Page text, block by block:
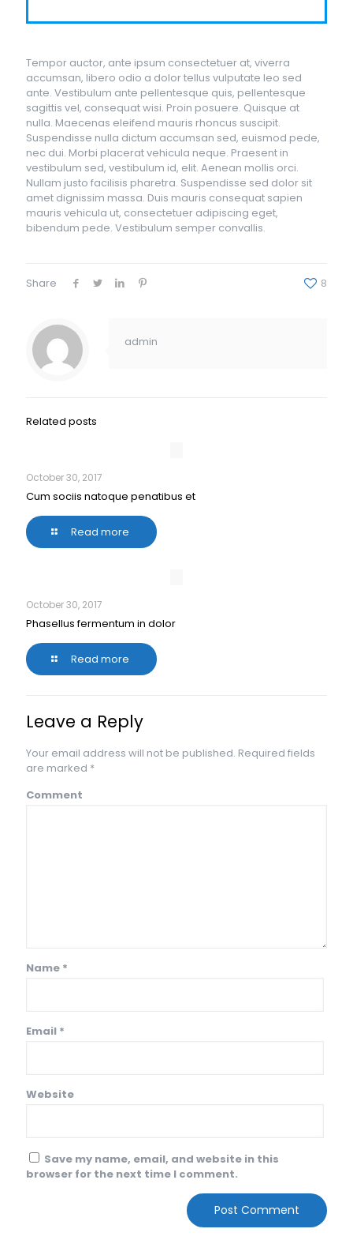
Tempor auctor, ante ipsum consectetuer at, viverra
accumsan, libero odio a dolor tellus vulputate leo sed
ante. Vestibulum ante pellentesque quis, pellentesque
sagittis vel, consequat wisi. Proin posuere. Quisque at
nulla. Maecenas eleifend mauris rhoncus suscipit.
Suspendisse nulla dictum accumsan sed, euismod pede,
nec dui. Morbi placerat vehicula neque. Praesent in
vestibulum sed, vestibulum id, elit. Aenean mollis orci.
Nullam justo facilisis pharetra. Suspendisse sed dolor sit
amet dignissim massa. Duis mauris consequat sapien
mauris vehicula ut, consectetuer adipiscing eget,
bibendum pede. Vestibulum semper convallis.
Share 8
admin
Related posts
October 30, 2017
Cum sociis natoque penatibus et
Read more
October 30, 2017
Phasellus fermentum in dolor
Read more
Leave a Reply
Your email address will not be published. Required fields
are marked *
Comment
Name *
Email *
Website
Save my name, email, and website in this
browser for the next time I comment.